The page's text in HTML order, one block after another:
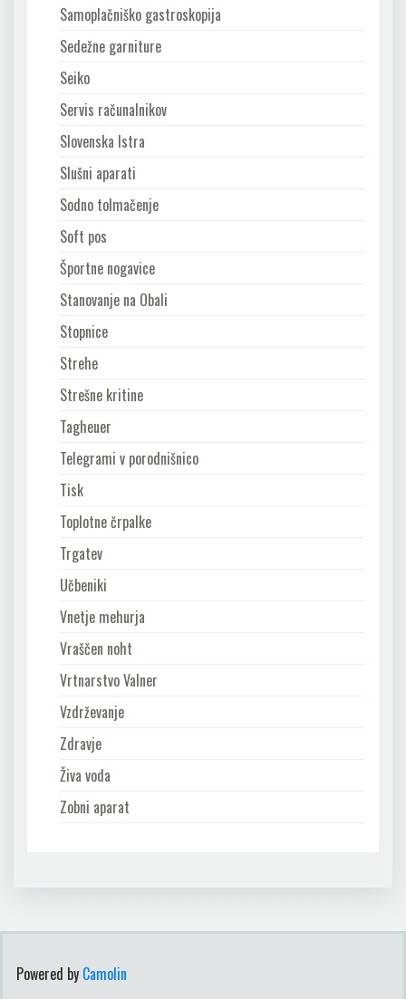
Samoplačniško gastroskopija
Sedežne garniture
Seiko
Servis računalnikov
Slovenska Istra
Slušni aparati
Sodno tolmačenje
Soft pos
Športne nogavice
Stanovanje na Obali
Stopnice
Strehe
Strešne kritine
Tagheuer
Telegrami v porodnišnico
Tisk
Toplotne črpalke
Trgatev
Učbeniki
Vnetje mehurja
Vraščen noht
Vrtnarstvo Valner
Vzdrževanje
Zdravje
Živa voda
Zobni aparat
Powered by Camolin